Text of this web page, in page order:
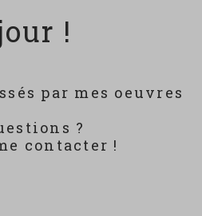
!
par mes oeuvres
?
contacter !